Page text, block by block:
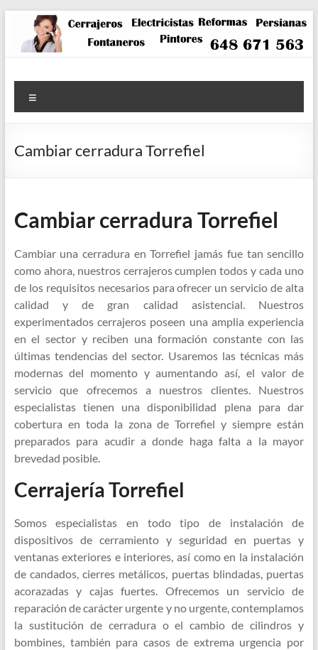
contenido
Cambiar cerradura Torrefiel
Cambiar cerradura Torrefiel
Cambiar una cerradura en Torrefiel jamás fue tan sencillo
como ahora, nuestros cerrajeros cumplen todos y cada uno
de los requisitos necesarios para ofrecer un servicio de alta
calidad y de gran calidad asistencial. Nuestros
experimentados cerrajeros poseen una amplia experiencia
en el sector y reciben una formación constante con las
últimas tendencias del sector. Usaremos las técnicas más
modernas del momento y aumentando así, el valor de
servicio que ofrecemos a nuestros clientes. Nuestros
especialistas tienen una disponibilidad plena para dar
cobertura en toda la zona de Torrefiel y siempre están
preparados para acudir a donde haga falta a la mayor
brevedad posible.
Cerrajería Torrefiel
Somos especialistas en todo tipo de instalación de
dispositivos de cerramiento y seguridad en puertas y
ventanas exteriores e interiores, así como en la instalación
de candados, cierres metálicos, puertas blindadas, puertas
acorazadas y cajas fuertes. Ofrecemos un servicio de
reparación de carácter urgente y no urgente, contemplamos
la sustitución de cerradura o el cambio de cilindros y
bombines, también para casos de extrema urgencia por